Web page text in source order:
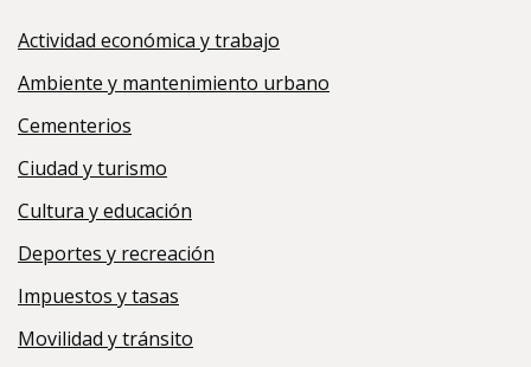
Actividad económica y trabajo
Ambiente y mantenimiento urbano
Cementerios
Ciudad y turismo
Cultura y educación
Deportes y recreación
Impuestos y tasas
Movilidad y tránsito